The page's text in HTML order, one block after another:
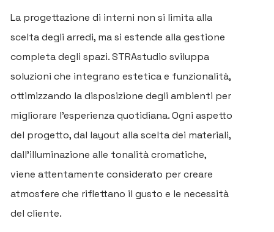
La progettazione di interni non si limita alla
scelta degli arredi, ma si estende alla gestione
completa degli spazi. STRAstudio sviluppa
soluzioni che integrano estetica e funzionalità,
ottimizzando la disposizione degli ambienti per
migliorare l’esperienza quotidiana. Ogni aspetto
del progetto, dal layout alla scelta dei materiali,
dall'illuminazione alle tonalità cromatiche,
viene attentamente considerato per creare
atmosfere che riflettano il gusto e le necessità
del cliente.